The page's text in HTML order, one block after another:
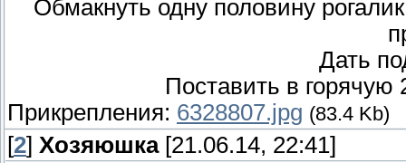
Обмакнуть одну половину
Дать
Поставить в горячую
Прикрепления: 6328807.jpg (83.4 Kb)
[2] Хозяюшка[21.06.14, 22:41]